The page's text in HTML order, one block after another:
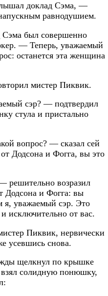
доклад Сэма, —
равнодушием.
был совершенно
— Теперь, уважаемый
останется эта женщина
мистер Пиквик.
сэр? — подтвердил
стула и пристально
вопрос? — сказал сей
Додсона и Фогга, вы это
решительно возразил
Додсона и Фогга: вы
я, уважаемый сэр. Это
исключительно от вас.
Пиквик, нервически
усевшись снова.
щелкнул по крышке
взял солидную понюшку,